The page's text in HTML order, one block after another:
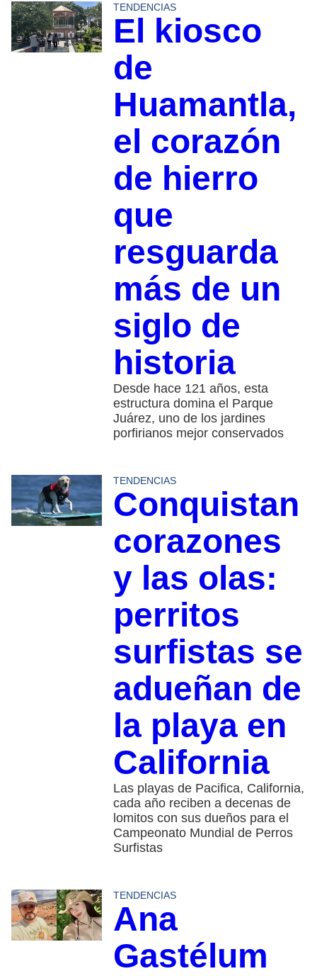
TENDENCIAS
El kiosco
de
Huamantla,
el corazón
de hierro
que
resguarda
más de un
siglo de
historia
Desde hace 121 años, esta
estructura domina el Parque
Juárez, uno de los jardines
porfirianos mejor conservados
TENDENCIAS
Conquistan
corazones
y las olas:
perritos
surfistas se
adueñan de
la playa en
California
Las playas de Pacifica, California,
cada año reciben a decenas de
lomitos con sus dueños para el
Campeonato Mundial de Perros
Surfistas
TENDENCIAS
Ana
Gastélum